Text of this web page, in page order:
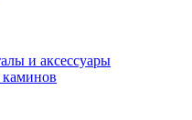
и аксессуары
каминов